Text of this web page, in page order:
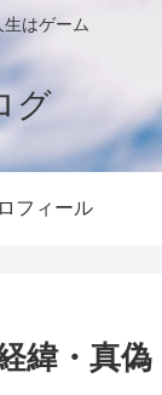
はゲーム
グ
フィール
緯・真偽